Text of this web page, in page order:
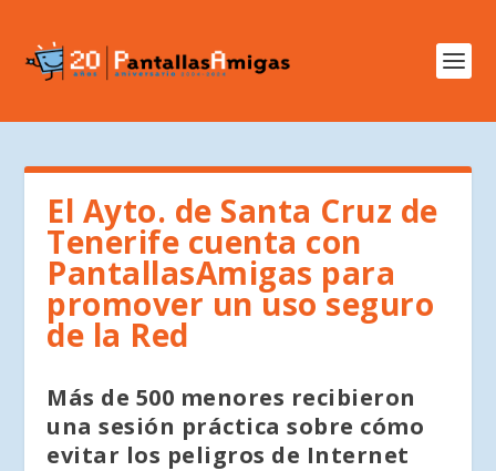
El Ayto. de Santa Cruz de
Tenerife cuenta con
PantallasAmigas para
promover un uso seguro
de la Red
Más de 500 menores recibieron
una sesión práctica sobre cómo
evitar los peligros de Internet